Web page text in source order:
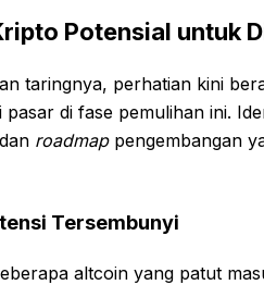
Potensial untuk
taringnya, perhatian kini
di fase pemulihan ini.
roadmappengembangan
Tersembunyi
altcoin yang patut